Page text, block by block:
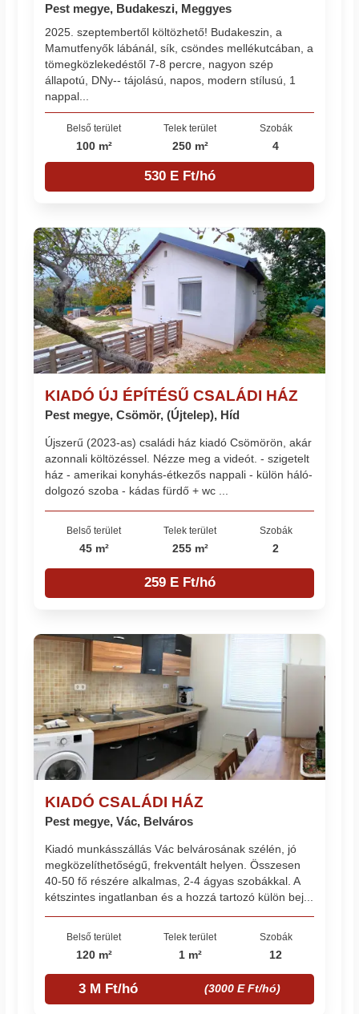
Pest megye, Budakeszi, Meggyes
2025. szeptembertől költözhető! Budakeszin, a
Mamutfenyők lábánál, sík, csöndes mellékutcában, a
tömegközlekedéstől 7-8 percre, nagyon szép
állapotú, DNy-- tájolású, napos, modern stílusú, 1
nappal...
Belső terület
100 m²
Telek terület
250 m²
Szobák
4
530 E Ft/hó
KIADÓ ÚJ ÉPÍTÉSŰ CSALÁDI HÁZ
Pest megye, Csömör, (Újtelep), Híd
Újszerű (2023-as) családi ház kiadó Csömörön, akár
azonnali költözéssel. Nézze meg a videót. - szigetelt
ház - amerikai konyhás-étkezős nappali - külön háló-
dolgozó szoba - kádas fürdő + wc ...
Belső terület
45 m²
Telek terület
255 m²
Szobák
2
259 E Ft/hó
KIADÓ CSALÁDI HÁZ
Pest megye, Vác, Belváros
Kiadó munkásszállás Vác belvárosának szélén, jó
megközelíthetőségű, frekventált helyen. Összesen
40-50 fő részére alkalmas, 2-4 ágyas szobákkal. A
kétszintes ingatlanban és a hozzá tartozó külön bej...
Belső terület
120 m²
Telek terület
1 m²
Szobák
12
3 M Ft/hó (3000 E Ft/hó)